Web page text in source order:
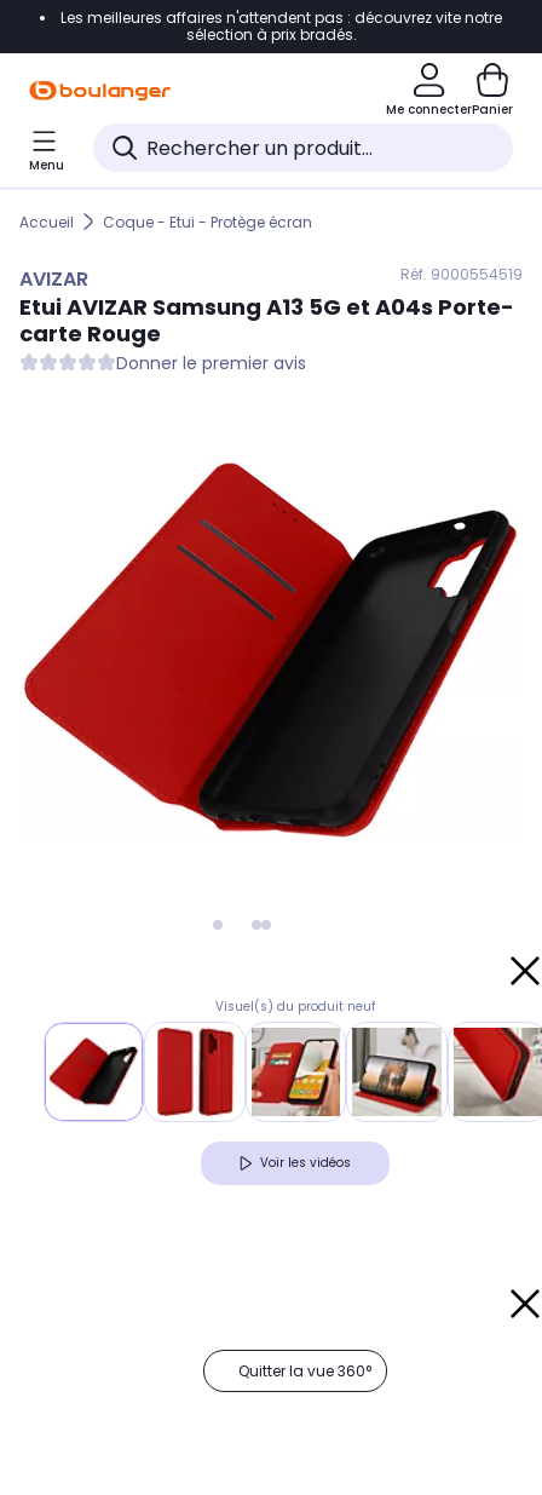
Accéder directement à la navigation
Accéder directement au pied de page
Accéder directement au chatbot
Les meilleures affaires n'attendent pas : découvrez vite notre
sélection à prix bradés.
Me connecterPanier
Menu
Accueil Coque - Etui - Protège écran
AVIZAR Réf. 9000554519
EtuiAVIZAR Samsung A13 5G et A04s Porte-
carte Rouge
Donner le premier avis
Visuel(s) du produit neuf
Voir les vidéos
Quitter la vue 360°